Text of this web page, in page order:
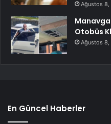
Ağustos 8,
Otobüs
Ağustos 8,
En Güncel Haberler